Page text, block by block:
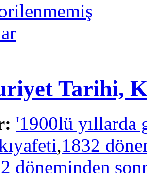
Tarihi,
'1900lü yıllarda
,1832
döneminden